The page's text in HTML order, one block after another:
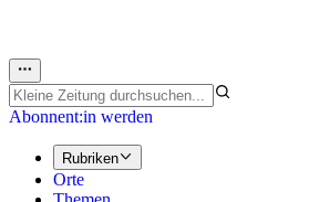
Abonnent:in werden
Rubriken
Orte